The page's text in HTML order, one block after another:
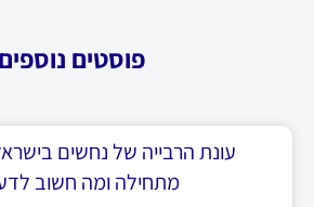
פוסטים נוספים
עונת הרבייה של נחשים
מתחילה ומה חשוב